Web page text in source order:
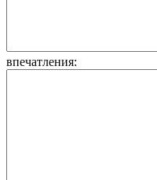
впечатления: